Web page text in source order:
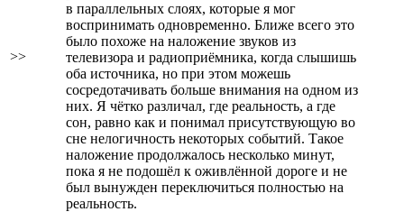
>>
в параллельных слоях, которые я мог
воспринимать одновременно. Ближе всего это
было похоже на наложение звуков из
телевизора и радиоприёмника, когда слышишь
оба источника, но при этом можешь
сосредотачивать больше внимания на одном из
них. Я чётко различал, где реальность, а где
сон, равно как и понимал присутствующую во
сне нелогичность некоторых событий. Такое
наложение продолжалось несколько минут,
пока я не подошёл к оживлённой дороге и не
был вынужден переключиться полностью на
реальность.